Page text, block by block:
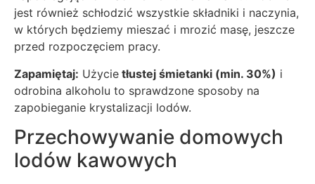
jest również schłodzić wszystkie składniki i naczynia,
w których będziemy mieszać i mrozić masę, jeszcze
przed rozpoczęciem pracy.
Zapamiętaj: Użycie tłustej śmietanki (min. 30%) i
odrobina alkoholu to sprawdzone sposoby na
zapobieganie krystalizacji lodów.
Przechowywanie domowych
lodów kawowych